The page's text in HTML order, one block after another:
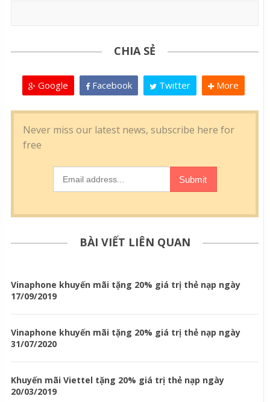
CHIA SẺ
Google Facebook Twitter More
BÀI VIẾT LIÊN QUAN
Vinaphone khuyến mãi tặng 20% giá trị thẻ nạp ngày
17/09/2019
Vinaphone khuyến mãi tặng 20% giá trị thẻ nạp ngày
31/07/2020
Khuyến mãi Viettel tặng 20% giá trị thẻ nạp ngày
20/03/2019